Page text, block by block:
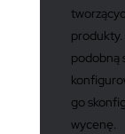
produkty.
podobną
go
wycenę.